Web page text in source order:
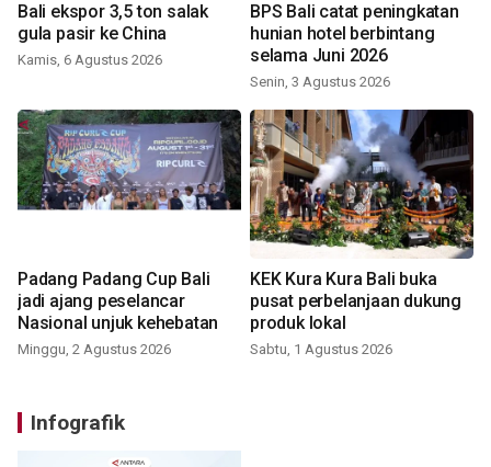
Bali ekspor 3,5 ton salak
gula pasir ke China
Kamis, 6 Agustus 2026
BPS Bali catat peningkatan
hunian hotel berbintang
selama Juni 2026
Senin, 3 Agustus 2026
Padang Padang Cup Bali
jadi ajang peselancar
Nasional unjuk kehebatan
Minggu, 2 Agustus 2026
KEK Kura Kura Bali buka
pusat perbelanjaan dukung
produk lokal
Sabtu, 1 Agustus 2026
Infografik